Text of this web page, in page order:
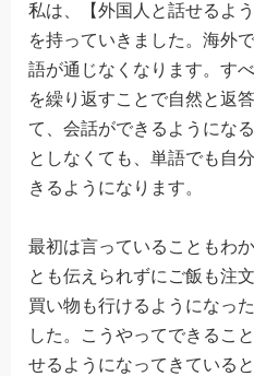
私は、【外国人と話せるよ
を持っていきました。海外
語が通じなくなります。す
を繰り返すことで自然と返
て、会話ができるようにな
としなくても、単語でも自
きるようになります。
最初は言っていることもわ
とも伝えられずにご飯も注
買い物も行けるようになっ
した。こうやってできるこ
せるようになってきている